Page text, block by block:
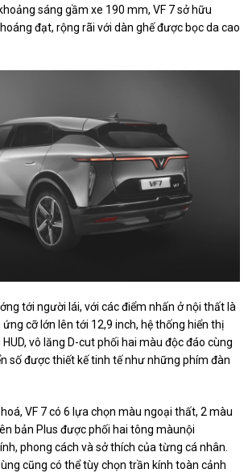
sáng gầm xe 190 mm, VF 7 sở hữu
đạt, rộng rãi với dàn ghế được bọc da cao
tới người lái, với các điểm nhấn ở nội thất là
cỡ lớn lên tới 12,9 inch, hệ thống hiển thị
vô lăng D-cut phối hai màu độc đáo cùng
số được thiết kế tinh tế như những phím đàn
VF 7 có 6 lựa chọn màu ngoại thất, 2 màu
bản Plus được phối hai tông màunội
phong cách và sở thích của từng cá nhân.
cũng có thể tùy chọn trần kính toàn cảnh